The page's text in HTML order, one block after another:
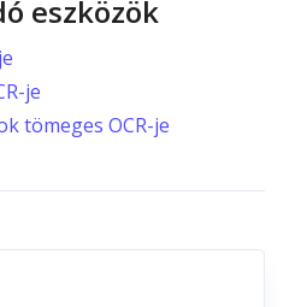
eszközök
je
tömeges OCR-je